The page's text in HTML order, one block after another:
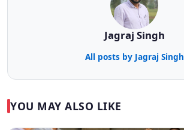
Jagraj Singh
All posts by Jagraj Singh
YOU MAY ALSO LIKE